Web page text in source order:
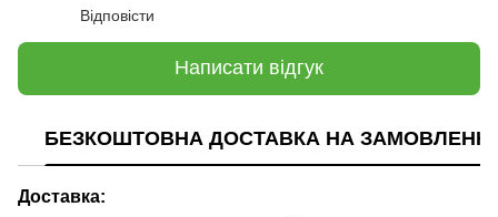
Відповісти
Написати відгук
БЕЗКОШТОВНА ДОСТАВКА НА ЗАМОВЛЕННЯ
Доставка: